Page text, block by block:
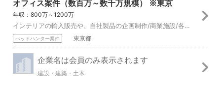
オフィス案件（数百万～数千万規模） ※東京
年収：800万～1200万
インテリアの輸入販売や、自社製品の企画制作/商業施設/各種専門店の什器製作/内装工事を行う同社にて、商業施設/ホテル/オフィス案件（数百万～数千万規模）の内装...
ヘッドハンター案件 東京都
企業名は会員のみ表示されます
建設・建築・土木